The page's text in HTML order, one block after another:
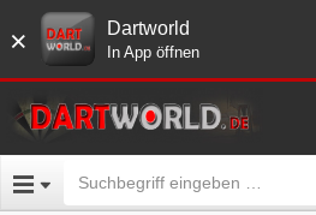
× Dartworld
In App öffnen